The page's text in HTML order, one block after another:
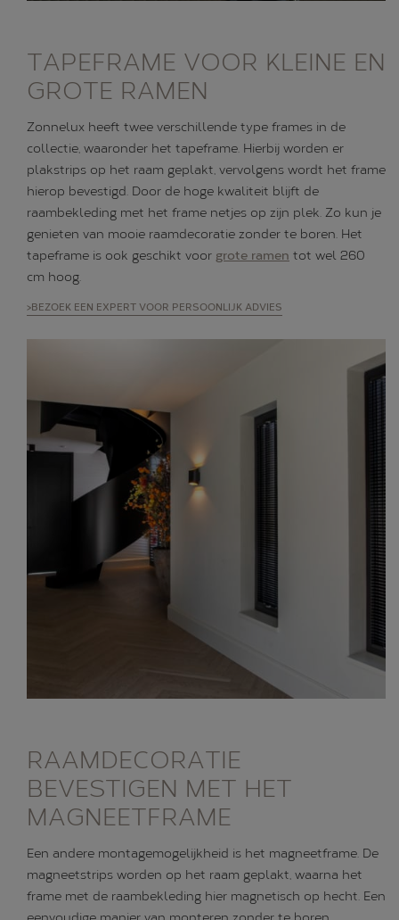
TAPEFRAME VOOR KLEINE EN
GROTE RAMEN
Zonnelux heeft twee verschillende type frames in de
collectie, waaronder het tapeframe. Hierbij worden er
plakstrips op het raam geplakt, vervolgens wordt het frame
hierop bevestigd. Door de hoge kwaliteit blijft de
raambekleding met het frame netjes op zijn plek. Zo kun je
genieten van mooie raamdecoratie zonder te boren. Het
tapeframe is ook geschikt voor grote ramen tot wel 260
cm hoog.
>BEZOEK EEN EXPERT VOOR PERSOONLIJK ADVIES
RAAMDECORATIE
BEVESTIGEN MET HET
MAGNEETFRAME
Een andere montagemogelijkheid is het magneetframe. De
magneetstrips worden op het raam geplakt, waarna het
frame met de raambekleding hier magnetisch op hecht. Een